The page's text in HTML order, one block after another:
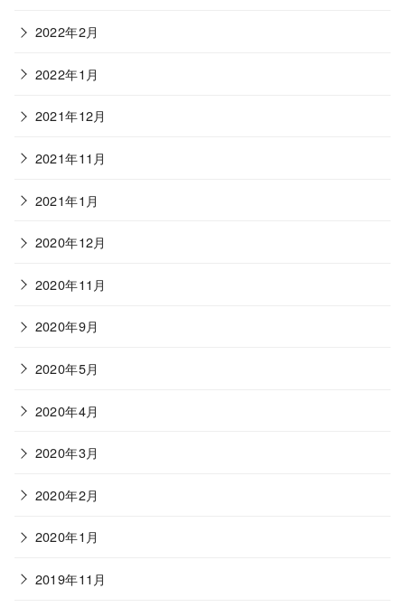
2022年2月
2022年1月
2021年12月
2021年11月
2021年1月
2020年12月
2020年11月
2020年9月
2020年5月
2020年4月
2020年3月
2020年2月
2020年1月
2019年11月